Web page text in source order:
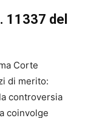
11337 del
Corte
di merito:
controversia
coinvolge